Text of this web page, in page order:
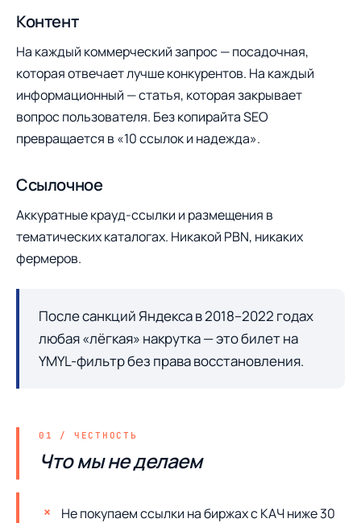
Контент
На каждый коммерческий запрос — посадочная,
которая отвечает лучше конкурентов. На каждый
информационный — статья, которая закрывает
вопрос пользователя. Без копирайта SEO
превращается в «10 ссылок и надежда».
Ссылочное
Аккуратные крауд-ссылки и размещения в
тематических каталогах. Никакой PBN, никаких
фермеров.
После санкций Яндекса в 2018–2022 годах
любая «лёгкая» накрутка — это билет на
YMYL-фильтр без права восстановления.
Что мы не делаем
Не покупаем ссылки на биржах с КАЧ ниже 30